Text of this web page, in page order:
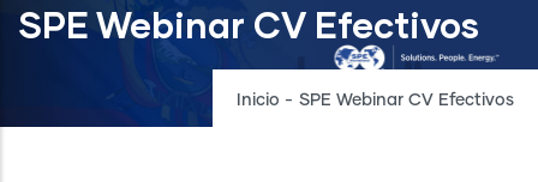
SPE Webinar CV Efectivos
Inicio - SPE Webinar CV Efectivos